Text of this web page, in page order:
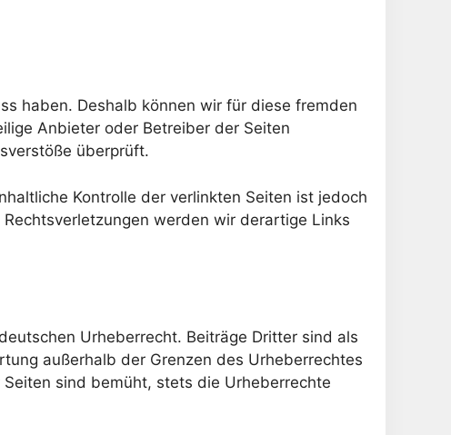
haben. Deshalb können wir für diese fremden
Anbieter oder Betreiber der Seiten
überprüft.
Kontrolle der verlinkten Seiten ist jedoch
werden wir derartige Links
Urheberrecht. Beiträge Dritter sind als
außerhalb der Grenzen des Urheberrechtes
sind bemüht, stets die Urheberrechte